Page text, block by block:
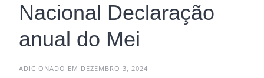
Nacional Declaração
anual do Mei
ADICIONADO EM DEZEMBRO 3, 2024